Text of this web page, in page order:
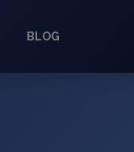
BLOG